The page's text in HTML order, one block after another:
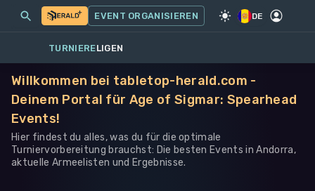
SPIEL·WARHAMMER 40K
MEINE EVENTS MEHR
EVENT ORGANISIEREN DE
TURNIERELIGEN
Willkommen bei tabletop-herald.com -
Deinem Portal für Age of Sigmar: Spearhead
Events!
Hier findest du alles, was du für die optimale
Turniervorbereitung brauchst: Die besten Events in Andorra,
aktuelle Armeelisten und Ergebnisse.